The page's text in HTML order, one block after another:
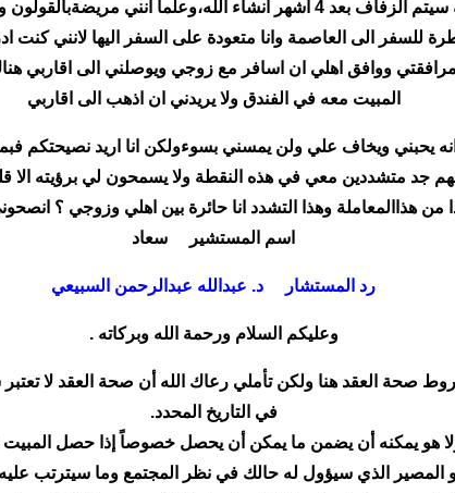
للسفر الى العاصمة وانا متعودة على السفر اليها لانني
ووافق اهلي ان اسافر مع زوجي ويوصلني الى اقاربي
المبيت معه في الفندق ولا يريدني ان اذهب الى اقاربي
يحبني ويخاف علي ولن يمسني بسوءولكن انا اريد نصيحتكم
جد متشددين معي في هذه النقطة ولا يسمحون لي برؤيته الا
من هذاالمعاملة وهذا التشدد انا حائرة بين اهلي وزوجي ؟
اسم المستشير سعاد
رد المستشار د. عبدالله عبدالرحمن السبيعي
وعليكم السلام ورحمة الله وبركاته .
صحة العقد هنا ولكن تأملي رعاك الله أن صحة العقد لا
في التاريخ المحدد.
هو يمكنه أن يضمن ما يمكن أن يحصل خصوصاً إذا حصل المبيت
المصير الذي سيؤول له حالك في نظر المجتمع وما سيترتب